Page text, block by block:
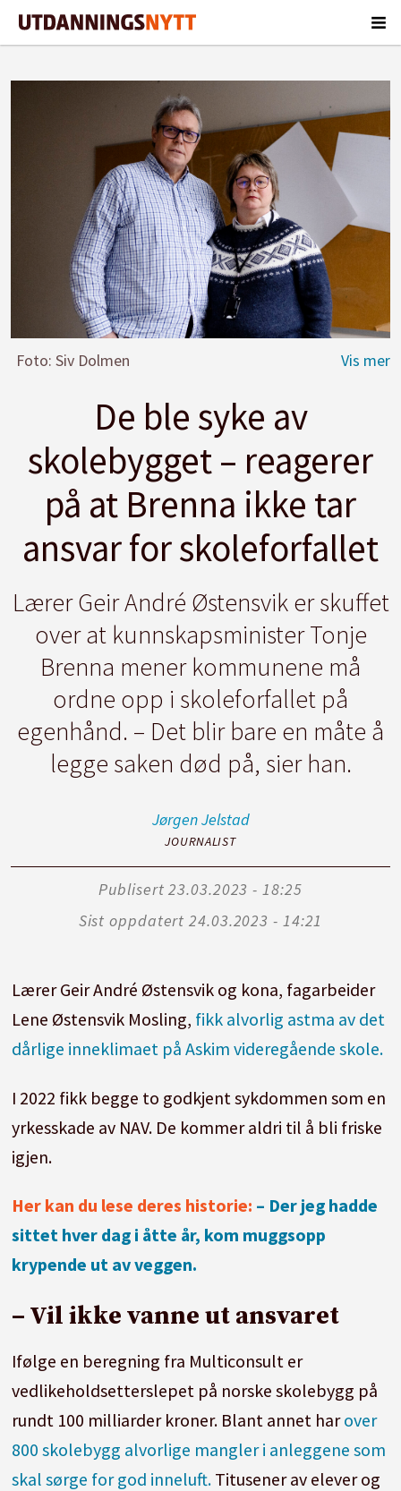
Foto: Siv Dolmen
De ble syke av
skolebygget – reagerer
på at Brenna ikke tar
ansvar for skoleforfallet
Lærer Geir André Østensvik er skuffet
over at kunnskapsminister Tonje
Brenna mener kommunene må
ordne opp i skoleforfallet på
egenhånd. – Det blir bare en måte å
legge saken død på, sier han.
JørgenJelstad
JOURNALIST
Publisert
23.03.2023 - 18:25
Sist oppdatert
24.03.2023 - 14:21
Lærer Geir André Østensvik og kona, fagarbeider
Lene Østensvik Mosling, fikk alvorlig astma av det
dårlige inneklimaet på Askim videregående skole.
I 2022 fikk begge to godkjent sykdommen som en
yrkesskade av NAV. De kommer aldri til å bli friske
igjen.
Her kan du lese deres historie: – Der jeg hadde
sittet hver dag i åtte år, kom muggsopp
krypende ut av veggen.
– Vil ikke vanne ut ansvaret
Ifølge en beregning fra Multiconsult er
vedlikeholdsetterslepet på norske skolebygg på
rundt 100 milliarder kroner. Blant annet harover
800 skolebygg alvorlige mangler i anleggene som
skal sørge for god inneluft.Titusener av elever og